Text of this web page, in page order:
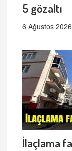
5 gözaltı
6 Ağustos
İlaçlama